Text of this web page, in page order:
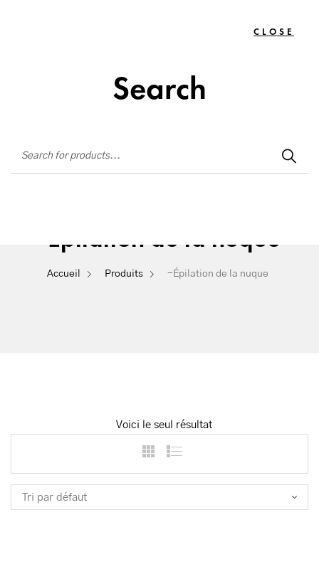
Search
CLOSE
-Épilation de la nuque
Accueil Produits -Épilation de la nuque
Voici le seul résultat